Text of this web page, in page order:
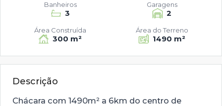
3
Banheiros
2
Garagens
300 m²
Área Construída
1490 m²
Área do Terreno
Descrição
Chácara com 1490m² a 6km do centro de